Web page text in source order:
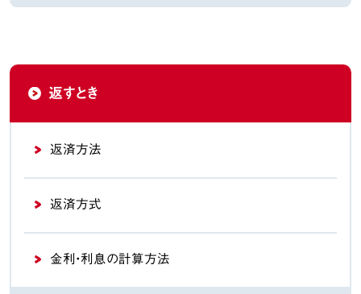
返すとき
返済方法
返済方式
金利・利息の計算方法